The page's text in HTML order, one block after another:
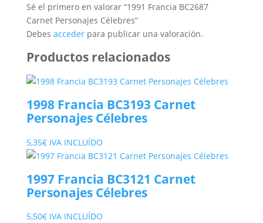
Sé el primero en valorar “1991 Francia BC2687
Carnet Personajes Célebres”
Debes accederpara publicar una valoración.
Productos relacionados
1998 Francia BC3193 Carnet
Personajes Célebres
5,35€ IVA INCLUÍDO
1997 Francia BC3121 Carnet
Personajes Célebres
5,50€ IVA INCLUÍDO